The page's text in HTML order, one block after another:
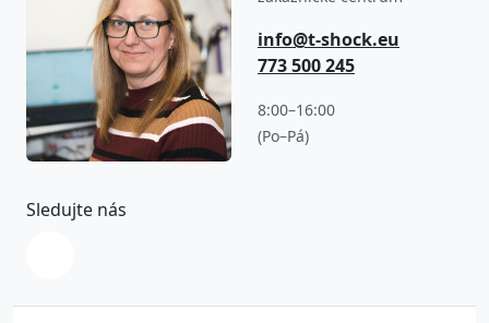
info@t-shock.eu
773 500 245
8:00–16:00
(Po–Pá)
Sledujte nás